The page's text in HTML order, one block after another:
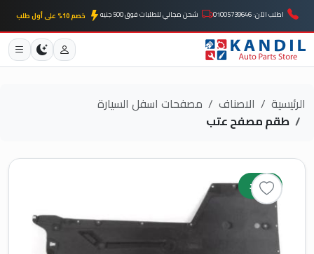
اطلب الآن: 01005739646 شحن مجاني للطلبات فوق 500 جنيه خصم 10% على أول طلب
الرئيسية الاصناف
مصفحات اسفل السيارة
طقم مصفح عتب
جديد